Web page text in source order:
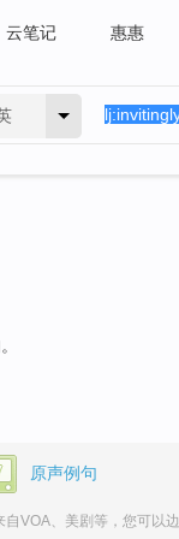
云笔记 惠惠
原声例句
自VOA、美剧等，您可以边